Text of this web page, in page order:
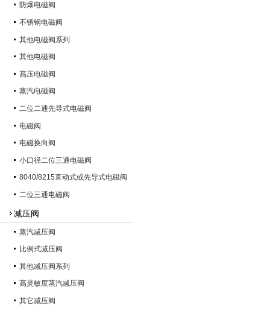
防爆电磁阀
不锈钢电磁阀
其他电磁阀系列
其他电磁阀
高压电磁阀
蒸汽电磁阀
二位二通先导式电磁阀
电磁阀
电磁换向阀
小口径二位三通电磁阀
8040/8215直动式或先导式电磁阀
二位三通电磁阀
减压阀
蒸汽减压阀
比例式减压阀
其他减压阀系列
高灵敏度蒸汽减压阀
其它减压阀